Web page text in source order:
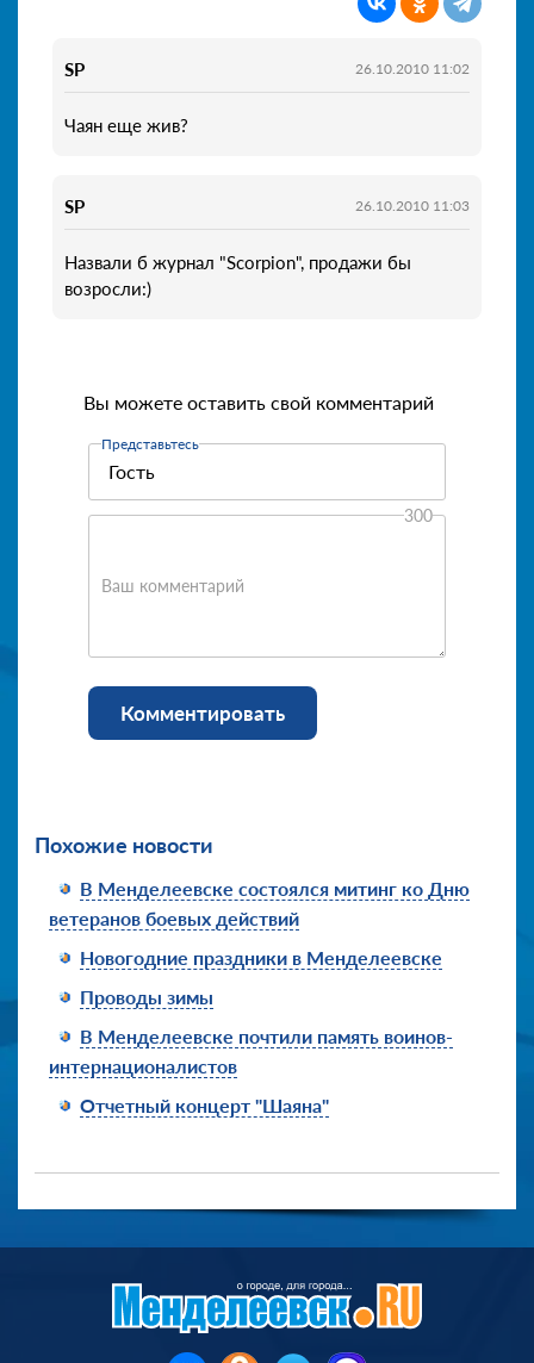
SP 26.10.2010 11:02
Чаян еще жив?
SP 26.10.2010 11:03
Назвали б журнал "Scorpion", продажи бы
возросли:)
Вы можете оставить свой комментарий
Представьтесь
Ваш комментарий
300
Комментировать
Похожие новости
В Менделеевске состоялся митинг ко Дню
ветеранов боевых действий
Новогодние праздники в Менделеевске
Проводы зимы
В Менделеевске почтили память воинов-
интернационалистов
Отчетный концерт "Шаяна"